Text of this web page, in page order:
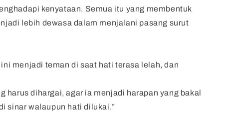
kenyataan. Semua itu yang membentuk
lebih dewasa dalam menjalani pasang surut
menjadi teman di saat hati terasa lelah, dan
harus dihargai, agar ia menjadi harapan yang bakal
sinar walaupun hati dilukai.”